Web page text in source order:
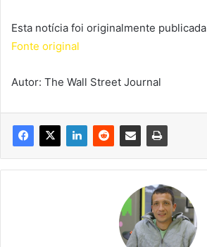
Esta notícia foi originalmente
Fonte original
Autor: The Wall Street Journal